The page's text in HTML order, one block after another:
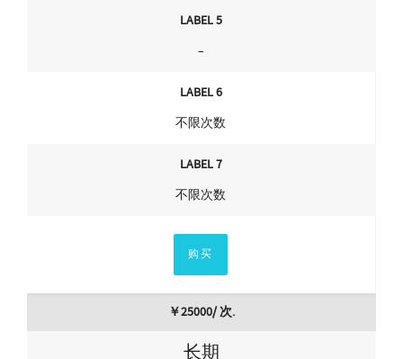
LABEL 5
–
LABEL 6
不限次数
LABEL 7
不限次数
购买
￥25000/ 次.
长期